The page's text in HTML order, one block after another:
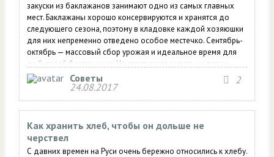
закуски из баклажанов занимают одно из самых главных
мест. Баклажаны хорошо консервируются и хранятся до
следующего сезона, поэтому в кладовке каждой хозяюшки
для них непременно отведено особое местечко. Сентябрь-
октябрь — массовый сбор урожая и идеальное время для
любителей баклажанов. Не стоит откладывать на потом —
приготовьте несколько замечательных закусок из этого
удивительного овоща. Посмотрите самые популярные и
оригинальные рецепты закусок из баклажан и выбирайте
на...
Советы
24.08.2017
2
Как хранить хлеб, чтобы он дольше не
черствел
С давних времен на Руси очень бережно относились к хлебу.